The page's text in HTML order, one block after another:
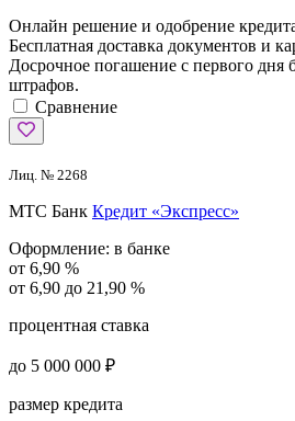
Онлайн решение и одобрение
Бесплатная доставка документов и
Досрочное погашение с первого дня
штрафов.
Сравнение
Лиц. № 2268
МТС Банк Кредит «Экспресс»
Оформление: в банке
от 6,90 %
от 6,90 до 21,90 %
процентная ставка
до 5 000 000 ₽
размер кредита